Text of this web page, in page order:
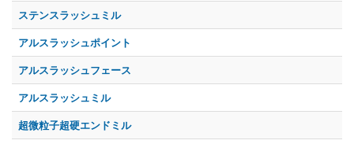
ステンスラッシュミル
アルスラッシュポイント
アルスラッシュフェース
アルスラッシュミル
超微粒子超硬エンドミル